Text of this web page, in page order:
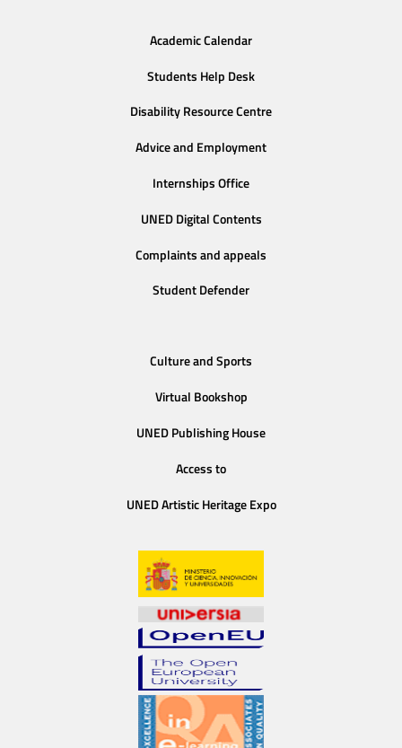
Academic Calendar
Students Help Desk
Disability Resource Centre
Advice and Employment
Internships Office
UNED Digital Contents
Complaints and appeals
Student Defender
Culture and Sports
Virtual Bookshop
UNED Publishing House
Access to
UNED Artistic Heritage Expo